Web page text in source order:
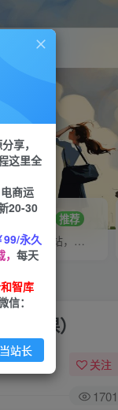
募站长 推荐
搭建同款网站，自己当老板
节课）
关注
1701
享，
这里全
商运
20-30
99/永久
每天
智库
信：
站长